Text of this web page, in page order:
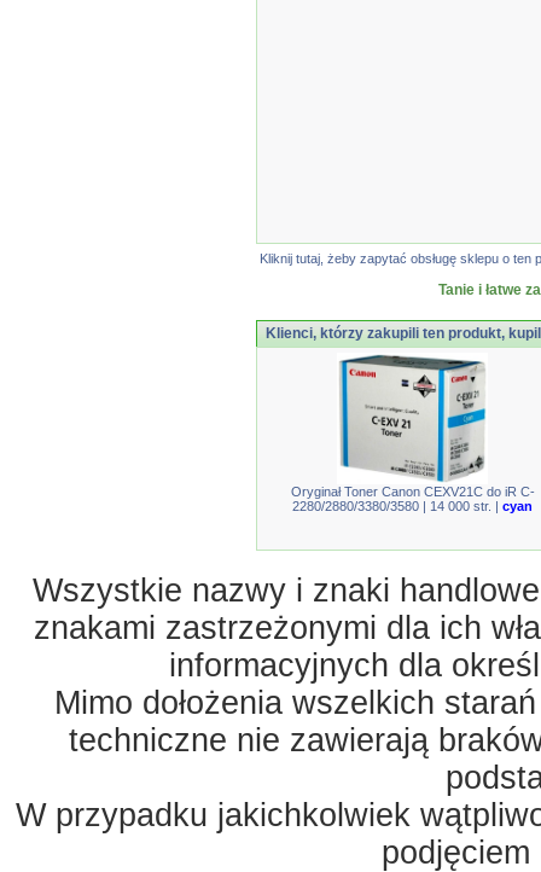
Kliknij tutaj, żeby zapytać obsługę sklepu o
Tanie i łatwe
Klienci, którzy zakupili ten produkt,
Oryginał Toner Canon CEXV21C do iR C-
2280/2880/3380/3580 | 14 000 str. | cyan
Wszystkie nazwy i znaki
znakami zastrzeżonymi dla ich
informacyjnych dla
Mimo dołożenia wszelkich
techniczne nie zawierają
W przypadku jakichkolwiek